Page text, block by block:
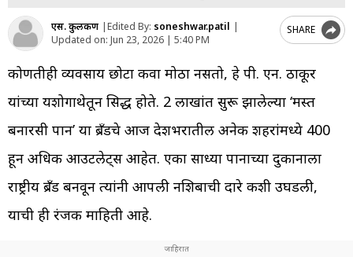
एस. कुलकर्णी |Edited By: soneshwar.patil |
Updated on: Jun 23, 2026 | 5:40 PM
SHARE
कोणतीही व्यवसाय छोटा किंवा मोठा नसतो, हे पी. एन. ठाकूर
यांच्या यशोगाथेतून सिद्ध होते. 2 लाखांत सुरू झालेल्या ‘मस्त
बनारसी पान’ या ब्रँडचे आज देशभरातील अनेक शहरांमध्ये 400
हून अधिक आउटलेट्स आहेत. एका साध्या पानाच्या दुकानाला
राष्ट्रीय ब्रँड बनवून त्यांनी आपली नशिबाची दारे कशी उघडली,
याची ही रंजक माहिती आहे.